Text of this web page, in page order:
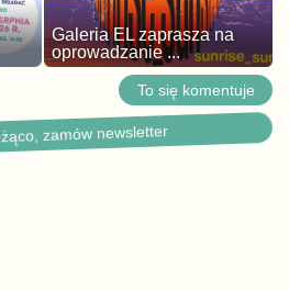
Galeria EL zaprasza na
oprowadzanie ...
To się komentuje
zamów newsletter